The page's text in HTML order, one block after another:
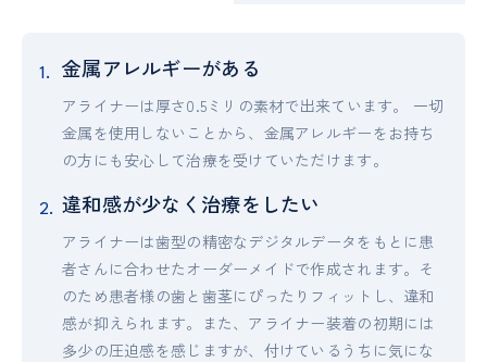
金属アレルギーがある
アライナーは厚さ0.5ミリの素材で出来ています。 一切
金属を使用しないことから、金属アレルギーをお持ち
の方にも安心して治療を受けていただけます。
違和感が少なく治療をしたい
アライナーは歯型の精密なデジタルデータをもとに患
者さんに合わせたオーダーメイドで作成されます。そ
のため患者様の歯と歯茎にぴったりフィットし、違和
感が抑えられます。また、アライナー装着の初期には
多少の圧迫感を感じますが、付けているうちに気にな